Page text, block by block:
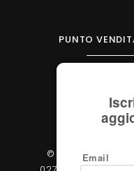
PUNTO
© 2026 -Email